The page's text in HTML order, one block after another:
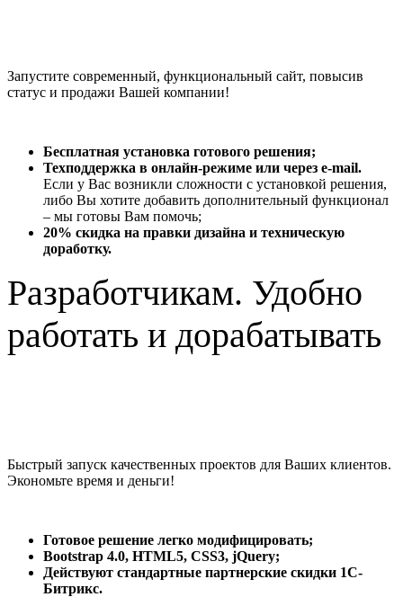
Запустите современный, функциональный сайт, повысив
статус и продажи Вашей компании!
Бесплатная установка готового решения;
Техподдержка в онлайн-режиме или через e-mail.
Если у Вас возникли сложности с установкой решения,
либо Вы хотите добавить дополнительный функционал
– мы готовы Вам помочь;
20% скидка на правки дизайна и техническую
доработку.
Разработчикам. Удобно
работать и дорабатывать
Быстрый запуск качественных проектов для Ваших клиентов.
Экономьте время и деньги!
Готовое решение легко модифицировать;
Bootstrap 4.0, HTML5, CSS3, jQuery;
Действуют стандартные партнерские скидки 1С-
Битрикс.